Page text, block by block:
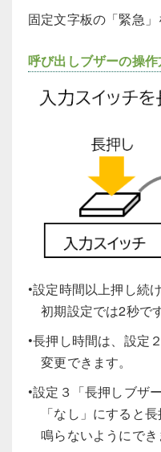
固定文字板の「緊急」
呼び出しブザーの操
•設定時間以上押し続
初期設定では2秒です
•長押し時間は、設定
変更できます。
•設定３「長押しブザ
「なし」にすると長
鳴らないようにでき